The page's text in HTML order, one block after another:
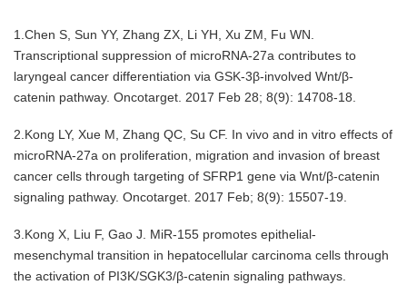
1.Chen S, Sun YY, Zhang ZX, Li YH, Xu ZM, Fu WN.
Transcriptional suppression of microRNA-27a contributes to
laryngeal cancer differentiation via GSK-3β-involved Wnt/β-
catenin pathway. Oncotarget. 2017 Feb 28; 8(9): 14708-18.
2.Kong LY, Xue M, Zhang QC, Su CF. In vivo and in vitro effects of
microRNA-27a on proliferation, migration and invasion of breast
cancer cells through targeting of SFRP1 gene via Wnt/β-catenin
signaling pathway. Oncotarget. 2017 Feb; 8(9): 15507-19.
3.Kong X, Liu F, Gao J. MiR-155 promotes epithelial-
mesenchymal transition in hepatocellular carcinoma cells through
the activation of PI3K/SGK3/β-catenin signaling pathways.